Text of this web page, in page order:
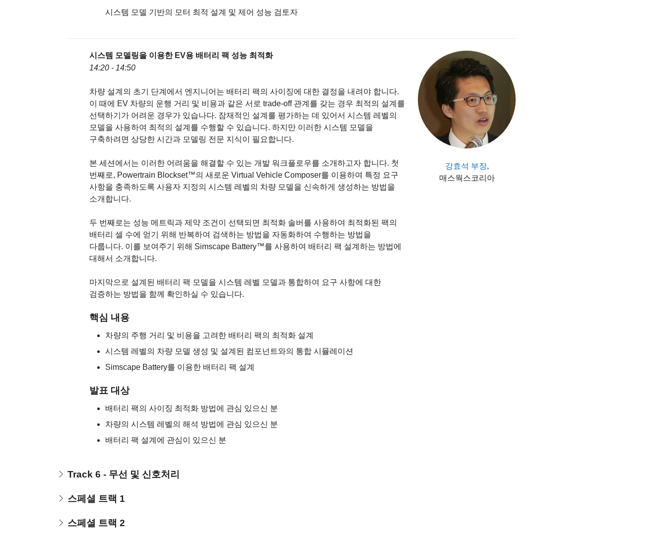
시스템 모델 기반의 모터 최적 설계 및 제어 성능 검토자
시스템 모델링을 이용한 EV용 배터리 팩 성능 최적화
14:20 - 14:50
차량 설계의 초기 단계에서 엔지니어는 배터리 팩의 사이징에 대한 결정을 내려야 합니다.
이 때에 EV 차량의 운행 거리 및 비용과 같은 서로 trade-off 관계를 갖는 경우 최적의 설계를
선택하기가 어려운 경우가 있습나다. 잠재적인 설계를 평가하는 데 있어서 시스템 레벨의
모델을 사용하여 최적의 설계를 수행할 수 있습니다. 하지만 이러한 시스템 모델을
구축하려면 상당한 시간과 모델링 전문 지식이 필요합니다.
본 세션에서는 이러한 어려움을 해결할 수 있는 개발 워크플로우를 소개하고자 합니다. 첫
번째로, Powertrain Blockset™의 새로운 Virtual Vehicle Composer를 이용하여 특정 요구
사항을 충족하도록 사용자 지정의 시스템 레벨의 차량 모델을 신속하게 생성하는 방법을
소개합니다.
두 번째로는 성능 메트릭과 제약 조건이 선택되면 최적화 솔버를 사용하여 최적화된 팩의
배터리 셀 수에 얻기 위해 반복하여 검색하는 방법을 자동화하여 수행하는 방법을
다룹니다. 이를 보여주기 위해 Simscape Battery™를 사용하여 배터리 팩 설계하는 방법에
대해서 소개합니다.
마지막으로 설계된 배터리 팩 모델을 시스템 레벨 모델과 통합하여 요구 사항에 대한
검증하는 방법을 함께 확인하실 수 있습니다.
핵심 내용
차량의 주행 거리 및 비용을 고려한 배터리 팩의 최적화 설계
시스템 레벨의 차량 모델 생성 및 설계된 컴포넌트와의 통합 시뮬레이션
Simscape Battery를 이용한 배터리 팩 설계
발표 대상
배터리 팩의 사이징 최적화 방법에 관심 있으신 분
차량의 시스템 레벨의 해석 방법에 관심 있으신 분
배터리 팩 설계에 관심이 있으신 분
강효석 부장,
매스웍스코리아
Track 6 - 무선 및 신호처리
스페셜 트랙 1
스페셜 트랙 2